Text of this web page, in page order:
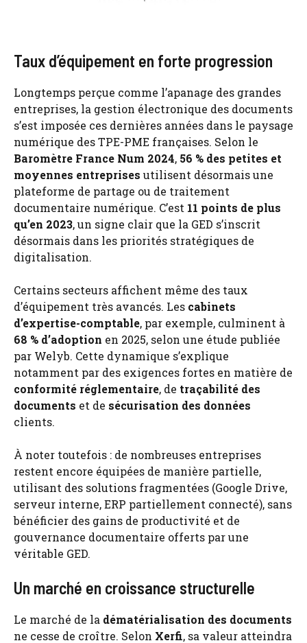
Taux d’équipement en forte progression
Longtemps perçue comme l’apanage des grandes
entreprises, la gestion électronique des documents
s’est imposée ces dernières années dans le paysage
numérique des TPE-PME françaises. Selon le
Baromètre France Num 2024, 56 % des petites et
moyennes entreprises utilisent désormais une
plateforme de partage ou de traitement
documentaire numérique. C’est 11 points de plus
qu’en 2023, un signe clair que la GED s’inscrit
désormais dans les priorités stratégiques de
digitalisation.
Certains secteurs affichent même des taux
d’équipement très avancés. Les cabinets
d’expertise-comptable, par exemple, culminent à
68 % d’adoption en 2025, selon une étude publiée
par Welyb. Cette dynamique s’explique
notamment par des exigences fortes en matière de
conformité réglementaire, de traçabilité des
documents et de sécurisation des données
clients.
À noter toutefois : de nombreuses entreprises
restent encore équipées de manière partielle,
utilisant des solutions fragmentées (Google Drive,
serveur interne, ERP partiellement connecté), sans
bénéficier des gains de productivité et de
gouvernance documentaire offerts par une
véritable GED.
Un marché en croissance structurelle
Le marché de la dématérialisation des documents
ne cesse de croître. Selon Xerfi, sa valeur atteindra